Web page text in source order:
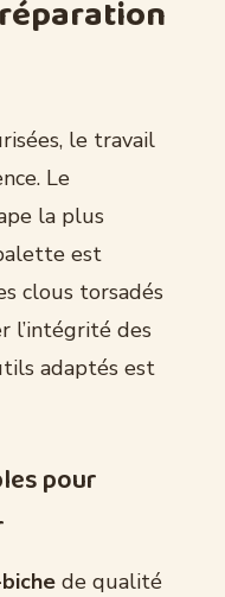
le travail
Le
la plus
est
clous torsadés
l’intégrité des
adaptés est
pour
de qualité